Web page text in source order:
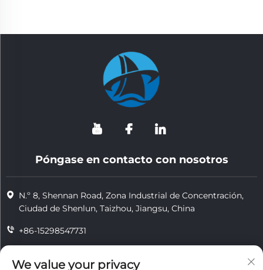
Póngase en contacto con nosotros
N.º 8, Shennan Road, Zona Industrial de Concentración,
Ciudad de Shenlun, Taizhou, Jiangsu, China
+86-15298547731
We value your privacy